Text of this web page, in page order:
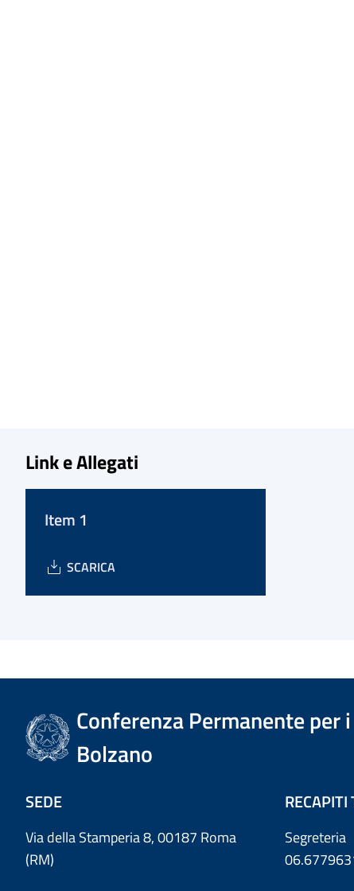
Link e Allegati
Item 1
SCARICA
Conferenza Permanente
Bolzano
SEDE
Via della Stamperia 8, 00187 Roma
(RM)
RECAPITI
Segreteria